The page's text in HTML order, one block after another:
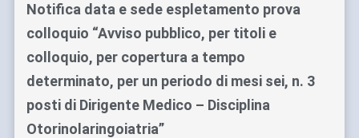
Notifica data e sede espletamento prova
colloquio “Avviso pubblico, per titoli e
colloquio, per copertura a tempo
determinato, per un periodo di mesi sei, n. 3
posti di Dirigente Medico – Disciplina
Otorinolaringoiatria”